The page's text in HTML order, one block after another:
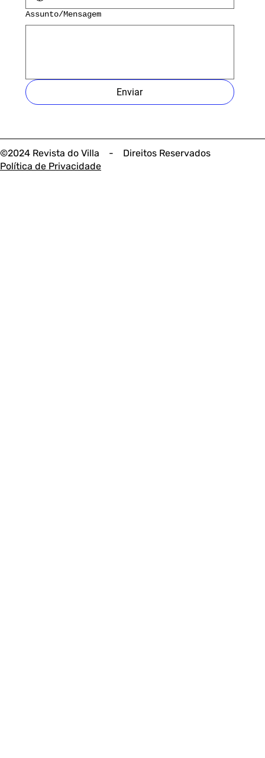
©2024 Revista do Villa - Direitos Reservados
Política de Privacidade
Assunto/Mensagem
Enviar